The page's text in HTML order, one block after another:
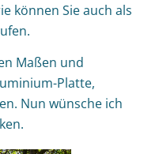
können Sie auch als
Maßen und
Platte,
Nun wünsche ich